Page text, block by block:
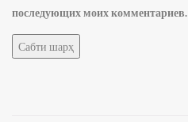
последующих моих комментариев.